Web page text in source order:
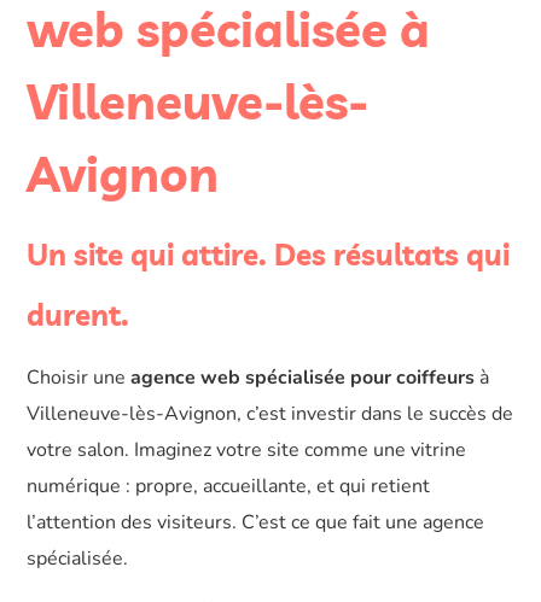
web spécialisée à
Villeneuve-lès-
Avignon
Un site qui attire. Des résultats qui
durent.
Choisir uneagence web spécialisée pour coiffeurs à
Villeneuve-lès-Avignon, c’est investir dans le succès de
votre salon. Imaginez votre site comme une vitrine
numérique : propre, accueillante, et qui retient
l’attention des visiteurs. C’est ce que fait une agence
spécialisée.